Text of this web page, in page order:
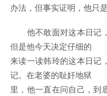
办法，但事实证明，他只
他不敢面对这本日记，
但是他今天决定仔细的
来读一读韩玲的这本日记
记。在老婆的耻奸地狱
里，他一直在问自己，到